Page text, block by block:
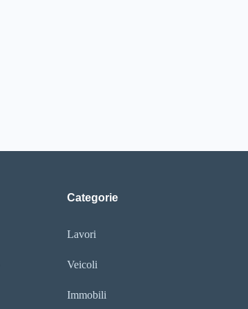
Categorie
Lavori
Veicoli
Immobili